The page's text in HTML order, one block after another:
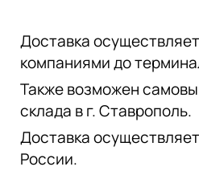
Доставка
компаниями до
Также возможен
склада в г. Ставрополь.
Доставка
России.